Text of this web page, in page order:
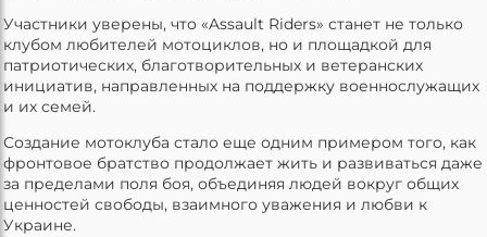
Участники уверены, что «Assault Riders» станет не только
клубом любителей мотоциклов, но и площадкой для
патриотических, благотворительных и ветеранских
инициатив, направленных на поддержку военнослужащих
и их семей.
Создание мотоклуба стало еще одним примером того, как
фронтовое братство продолжает жить и развиваться даже
за пределами поля боя, объединяя людей вокруг общих
ценностей свободы, взаимного уважения и любви к
Украине.